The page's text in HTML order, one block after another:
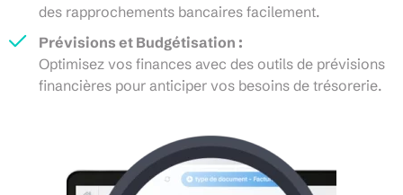
des rapprochements bancaires facilement.
Prévisions et Budgétisation :
Optimisez vos finances avec des outils de prévisions
financières pour anticiper vos besoins de trésorerie.